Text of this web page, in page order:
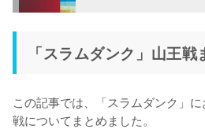
「スラムダンク」山王戦
この記事では、「スラムダンク」
戦についてまとめました。